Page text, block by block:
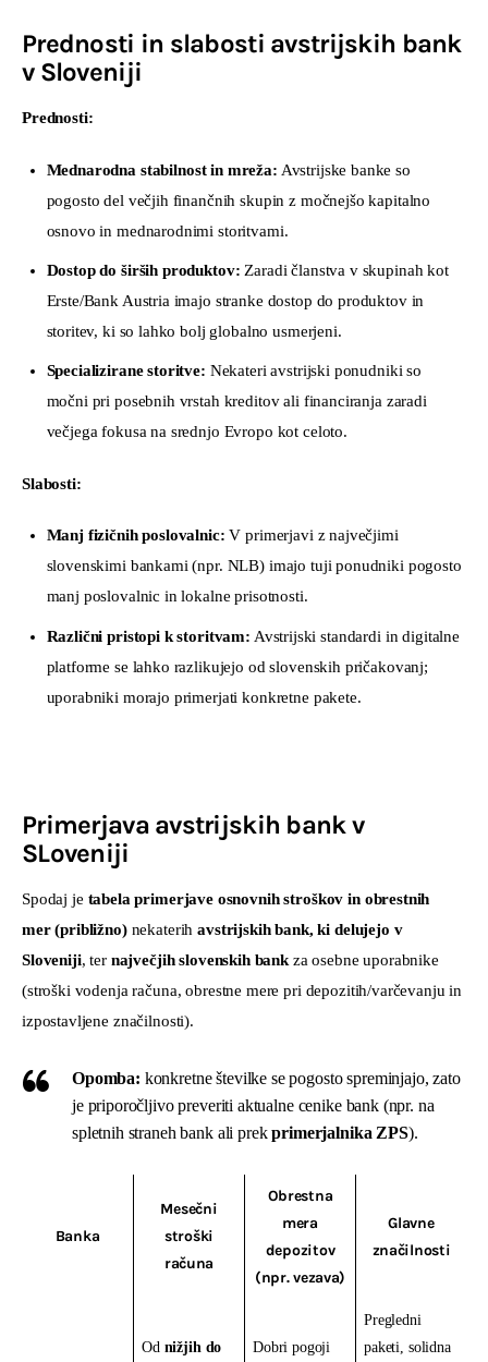
Prednosti in slabosti avstrijskih bank
v Sloveniji
Prednosti:
Mednarodna stabilnost in mreža: Avstrijske banke so
pogosto del večjih finančnih skupin z močnejšo kapitalno
osnovo in mednarodnimi storitvami.
Dostop do širših produktov: Zaradi članstva v skupinah kot
Erste/Bank Austria imajo stranke dostop do produktov in
storitev, ki so lahko bolj globalno usmerjeni.
Specializirane storitve: Nekateri avstrijski ponudniki so
močni pri posebnih vrstah kreditov ali financiranja zaradi
večjega fokusa na srednjo Evropo kot celoto.
Slabosti:
Manj fizičnih poslovalnic: V primerjavi z največjimi
slovenskimi bankami (npr. NLB) imajo tuji ponudniki pogosto
manj poslovalnic in lokalne prisotnosti.
Različni pristopi k storitvam: Avstrijski standardi in digitalne
platforme se lahko razlikujejo od slovenskih pričakovanj;
uporabniki morajo primerjati konkretne pakete.
Primerjava avstrijskih bank v
SLoveniji
Spodaj je tabela primerjave osnovnih stroškov in obrestnih
mer (približno) nekaterih avstrijskih bank, ki delujejo v
Sloveniji, ter največjih slovenskih bank za osebne uporabnike
(stroški vodenja računa, obrestne mere pri depozitih/varčevanju in
izpostavljene značilnosti).
Opomba: konkretne številke se pogosto spreminjajo, zato
je priporočljivo preveriti aktualne cenike bank (npr. na
spletnih straneh bank ali prekprimerjalnika ZPS).
Banka
Mesečni
stroški
računa
Obrestna
mera
depozitov
(npr. vezava)
Glavne
značilnosti
Od nižjih do Dobri pogoji
Pregledni
paketi, solidna